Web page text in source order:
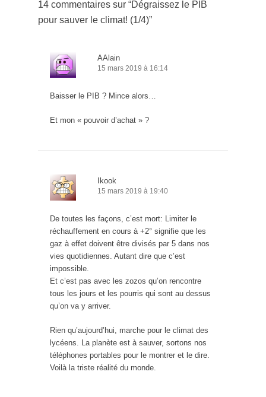
14 commentaires sur “Dégraissez le PIB
pour sauver le climat! (1/4)”
AAlain
15 mars 2019 à 16:14
Baisser le PIB ? Mince alors…
Et mon « pouvoir d’achat » ?
Ikook
15 mars 2019 à 19:40
De toutes les façons, c’est mort: Limiter le
réchauffement en cours à +2° signifie que les
gaz à effet doivent être divisés par 5 dans nos
vies quotidiennes. Autant dire que c’est
impossible.
Et c’est pas avec les zozos qu’on rencontre
tous les jours et les pourris qui sont au dessus
qu’on va y arriver.
Rien qu’aujourd’hui, marche pour le climat des
lycéens. La planète est à sauver, sortons nos
téléphones portables pour le montrer et le dire.
Voilà la triste réalité du monde.